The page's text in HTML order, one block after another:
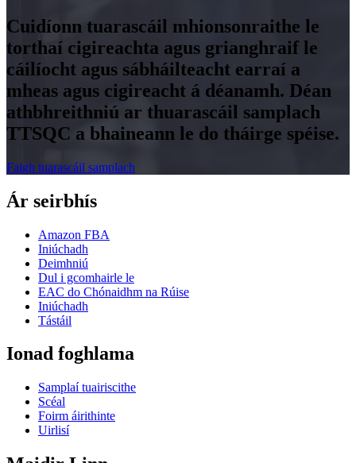
Cuidíonn tuarascáil mhionsonraithe le
torthaí cigireachta agus grianghraif le
cáilíocht agus sábháilteacht earraí a
mheas agus cigireacht á déanamh. Déan
athbhreithniú ar thuarascáil samplach
TTSQC a bhaineann le do tháirge spéise.
Faigh tuarascáil samplach
Ár seirbhís
Amazon FBA
Iniúchadh
Deimhniú
Dul i gcomhairle le
EAC do Chónaidhm na Rúise
Iniúchadh
Tástáil
Ionad foghlama
Samplaí tuairiscithe
Scéal
Foirm áirithinte
Uirlisí